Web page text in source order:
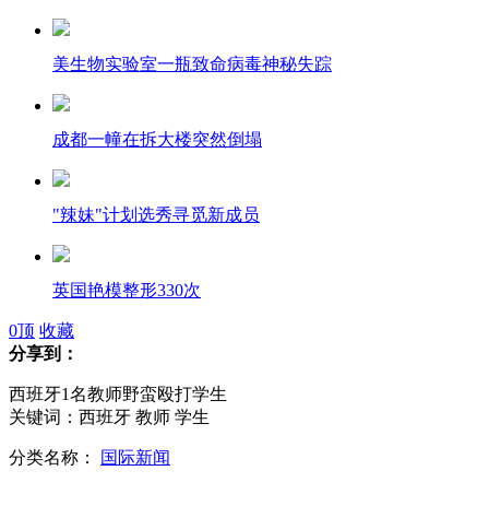
美生物实验室一瓶致命病毒神秘失踪
成都一幢在拆大楼突然倒塌
"辣妹"计划选秀寻觅新成员
英国艳模整形330次
美国影院枪击案凶手认罪求免死
0顶 收藏
分享到：
西班牙1名教师野蛮殴打学生
关键词：西班牙 教师 学生
分类名称： 国际新闻